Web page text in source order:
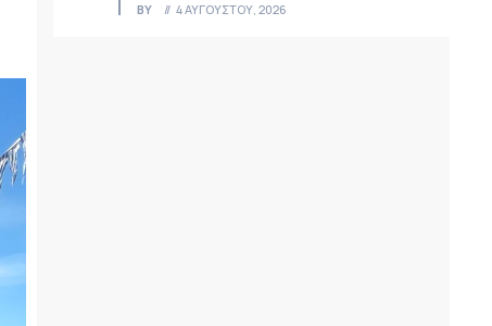
BY 4 ΑΥΓΟΎΣΤΟΥ, 2026